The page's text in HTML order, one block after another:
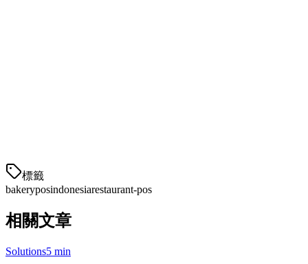
標籤
bakeryposindonesiarestaurant-pos
相關文章
Solutions5 min